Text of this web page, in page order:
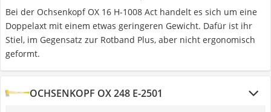
Bei der Ochsenkopf OX 16 H-1008 Act handelt es sich um eine
Doppelaxt mit einem etwas geringeren Gewicht. Dafür ist ihr
Stiel, im Gegensatz zur Rotband Plus, aber nicht ergonomisch
geformt.
OCHSENKOPF OX 248 E-2501